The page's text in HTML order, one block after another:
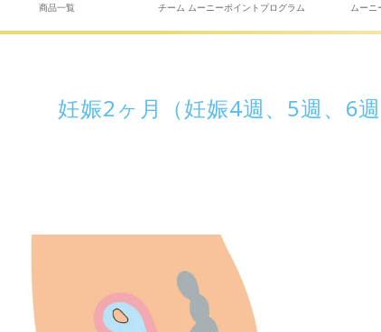
商品一覧 チーム ムーニーポイントプログラム ムーニ
妊娠2ヶ月（妊娠4週、5週、6